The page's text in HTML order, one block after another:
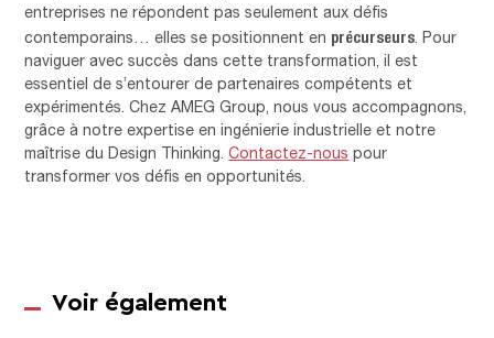
entreprises ne répondent pas seulement aux défis
contemporains… elles se positionnent en précurseurs . Pour
naviguer avec succès dans cette transformation, il est
essentiel de s’entourer de partenaires compétents et
expérimentés. Chez AMEG Group, nous vous accompagnons,
grâce à notre expertise en ingénierie industrielle et notre
maîtrise du Design Thinking.Contactez-nous pour
transformer vos défis en opportunités.
Voir également